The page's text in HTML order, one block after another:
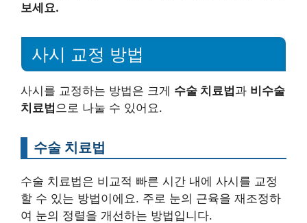
보세요.
사시 교정 방법
사시를 교정하는 방법은 크게 수술 치료법 과 비수술
치료법 으로 나눌 수 있어요.
수술 치료법
수술 치료법은 비교적 빠른 시간 내에 사시를 교정
할 수 있는 방법이에요. 주로 눈의 근육을 재조정하
여 눈의 정렬을 개선하는 방법입니다.